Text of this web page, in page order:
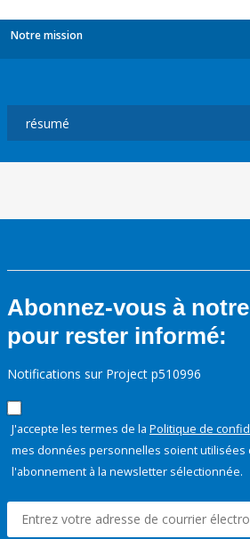
Notre mission
Abonnez-vous à
pour rester informé:
Notifications sur Project p510996
J'accepte les termes de la Politique de
mes données personnelles soient utilisées
l'abonnement à la newsletter sélectionnée.